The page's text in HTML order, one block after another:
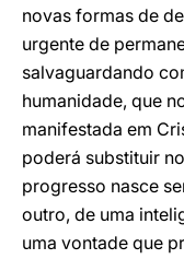
novas formas de
urgente de
salvaguardando
humanidade, que
manifestada em
poderá substituir
progresso nasce
outro, de uma
uma vontade que